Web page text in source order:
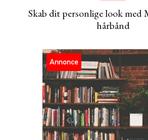
Skab dit personlige look med
hårbånd
Annonce